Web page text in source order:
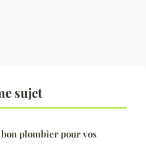
sujet
plombier pour vos